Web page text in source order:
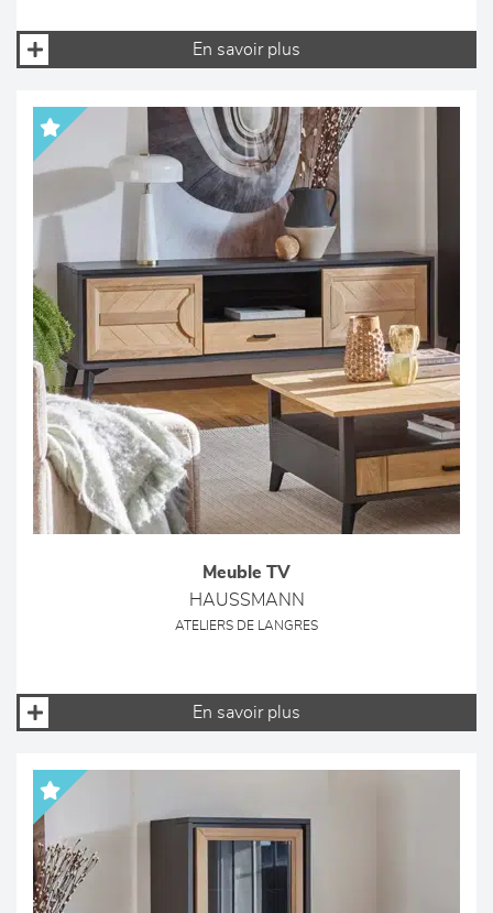
En savoir plus
Meuble TV
HAUSSMANN
ATELIERS DE LANGRES
En savoir plus